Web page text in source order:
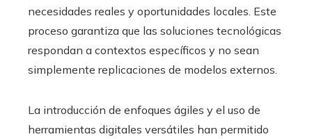
necesidades reales y oportunidades locales. Este
proceso garantiza que las soluciones tecnológicas
respondan a contextos específicos y no sean
simplemente replicaciones de modelos externos.
La introducción de enfoques ágiles y el uso de
herramientas digitales versátiles han permitido